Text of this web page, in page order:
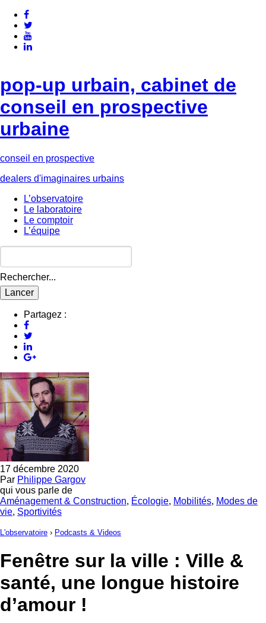
pop-up urbain, cabinet de
conseil en prospective
urbaine
conseil en prospective
dealers d'imaginaires urbains
L’observatoire
Le laboratoire
Le comptoir
L’équipe
Rechercher...
Partagez :
17 décembre 2020
Par Philippe Gargov
qui vous parle de
Aménagement & Construction, Écologie, Mobilités, Modes de
vie, Sportivités
L'observatoire › Podcasts & Videos
Fenêtre sur la ville : Ville &
santé, une longue histoire
d’amour !